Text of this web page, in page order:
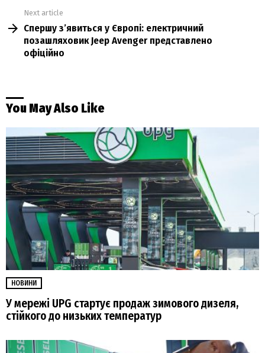
Next article
Спершу з’явиться у Європі: електричний
позашляховик Jeep Avenger представлено
офіційно
You May Also Like
НОВИНИ
У мережі UPG стартує продаж зимового дизеля,
стійкого до низьких температур